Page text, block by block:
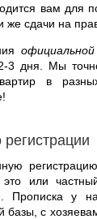
вам для
же сдачи на
3 дня. Мы
в
это или
Прописка у
с